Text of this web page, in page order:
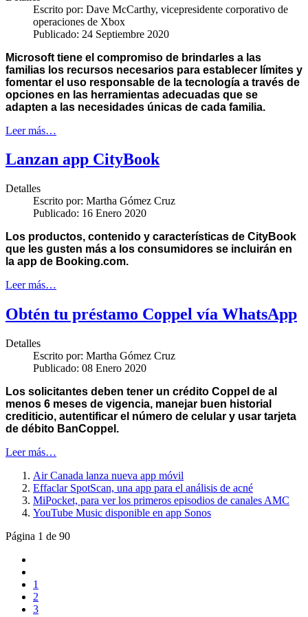
Escrito por: Dave McCarthy, vicepresidente corporativo de
operaciones de Xbox
Publicado: 24 Septiembre 2020
Microsoft tiene el compromiso de brindarles a las
familias los recursos necesarios para establecer límites y
fomentar el uso responsable de la tecnología a través de
opciones en las herramientas adecuadas que se
adapten a las necesidades únicas de cada familia.
Leer más…
Lanzan app CityBook
Detalles
Escrito por: Martha Gómez Cruz
Publicado: 16 Enero 2020
Los productos, contenido y características de CityBook
que les gusten más a los consumidores se incluirán en
la app de Booking.com.
Leer más…
Obtén tu préstamo Coppel vía WhatsApp
Detalles
Escrito por: Martha Gómez Cruz
Publicado: 08 Enero 2020
Los solicitantes deben tener un crédito Coppel de al
menos 6 meses de vigencia, manejar buen historial
crediticio, autentificar el número de celular y usar tarjeta
de débito BanCoppel.
Leer más…
Air Canada lanza nueva app móvil
Effaclar SpotScan, una app para el análisis de acné
MiPocket, para ver los primeros episodios de canales AMC
YouTube Music disponible en app Sonos
Página 1 de 90
1
2
3